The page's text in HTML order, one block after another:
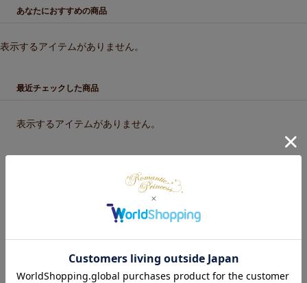
あなたにおすすめの商品
表示するアイテムがありません。
最近チェックした商品
表示するアイテムがありません。